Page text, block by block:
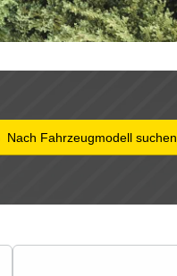
Nach Fahrzeugmodell suchen